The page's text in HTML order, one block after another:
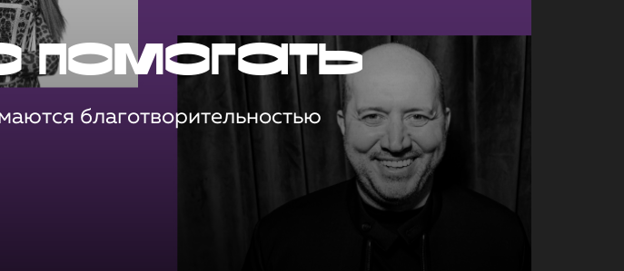
помогать
благотворительностью